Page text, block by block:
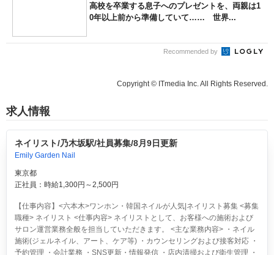
高校を卒業する息子へのプレゼントを、両親は1
0年以上前から準備していて…… 世界...
Recommended by
Copyright © ITmedia Inc. All Rights Reserved.
求人情報
ネイリスト/乃木坂駅/社員募集/8月9日更新
Emily Garden Nail
東京都
正社員：時給1,300円～2,500円
【仕事内容】<六本木>ワンホン・韓国ネイルが人気|ネイリスト募集 <募集
職種> ネイリスト <仕事内容> ネイリストとして、お客様への施術および
サロン運営業務全般を担当していただきます。 <主な業務内容> ・ネイル
施術(ジェルネイル、アート、ケア等) ・カウンセリングおよび接客対応 ・
予約管理 ・会計業務 ・SNS更新・情報発信 ・店内清掃および衛生管理 ・